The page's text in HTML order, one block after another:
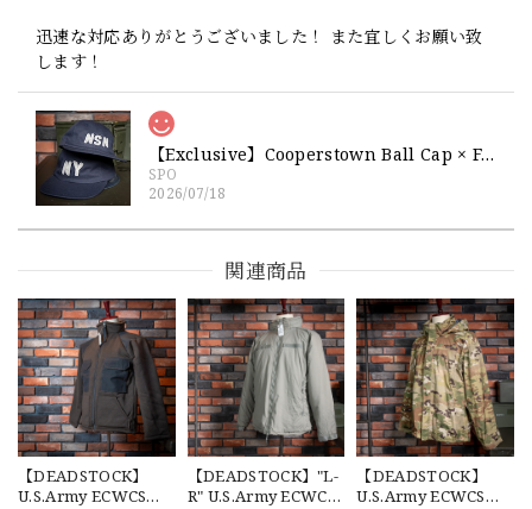
迅速な対応ありがとうございました！ また宜しくお願い致
します！
【Exclusive】Cooperstown Ball Cap × FAR EAST SIGNAL "NSN / NY" NAVY×WHITE Made in USA 別注 新品 クーパーズタウンボールキャップ 6パネル 紺
SPO
2026/07/18
又、トートバッグありがとうございます。使わせて頂きま
います。チェーンステッチが雰囲気があり、他とかぶらない
感じが気に入りました。 YouTube 楽しみにしてます
【Cooperstown Ball Cap】Made in USA Baseball Cap "1952 BIRMINGHAM BLACK BARONS" 新品 クーパーズタウンボールキャップ バーミングハムブラックバロンズ 6パネル
GREEN
2026/07/17
関連商品
【DEADSTOCK】
U.S.Army ECWCS
【DEADSTOCK】"L-
R" U.S.Army ECWCS
【DEADSTOCK】
U.S.Army ECWCS